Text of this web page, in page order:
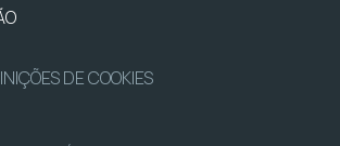
DE COOKIES